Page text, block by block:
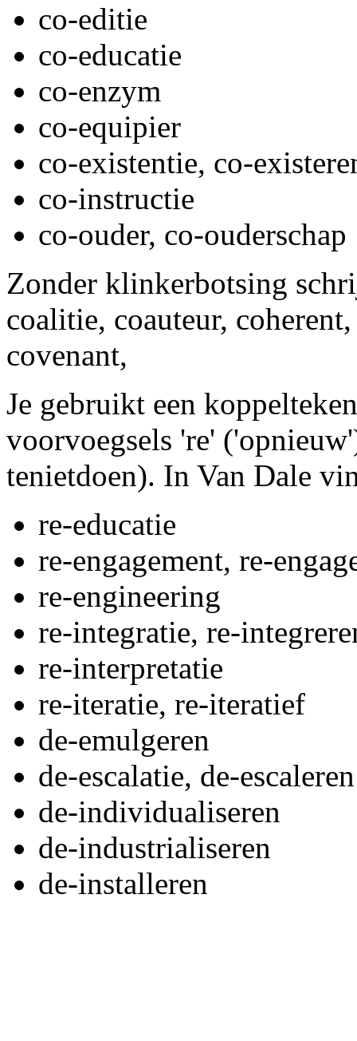
co-editie
co-educatie
co-enzym
co-equipier
co-existentie, co-
co-instructie
co-ouder, co-ouderschap
Zonder klinkerbotsing
coalitie, coauteur,
covenant,
Je gebruikt een
voorvoegsels 're'
tenietdoen). In Van Dale
re-educatie
re-engagement, re-
re-engineering
re-integratie, re-
re-interpretatie
re-iteratie, re-iteratief
de-emulgeren
de-escalatie, de-escaleren
de-individualiseren
de-industrialiseren
de-installeren